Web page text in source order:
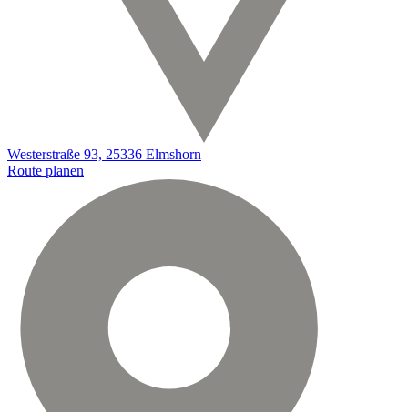
Westerstraße 93, 25336 Elmshorn
Route planen